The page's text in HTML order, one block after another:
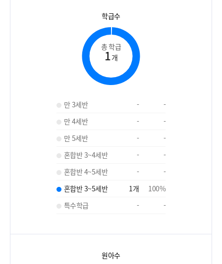
학급수
총 학급
1개
만 3세반 -
-
만 4세반
-
-
만 5세반
-
-
혼합반 3~4세반
-
-
혼합반 4~5세반
-
-
혼합반 3~5세반
1개 100%
특수학급
- -
원아수